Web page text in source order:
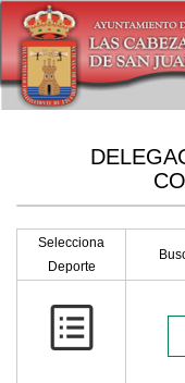
Selecciona
Deporte